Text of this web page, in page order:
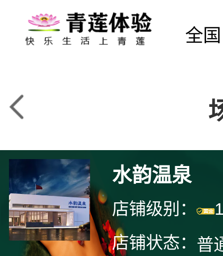
全国
水韵温泉
店铺级别：
店铺状态： 普